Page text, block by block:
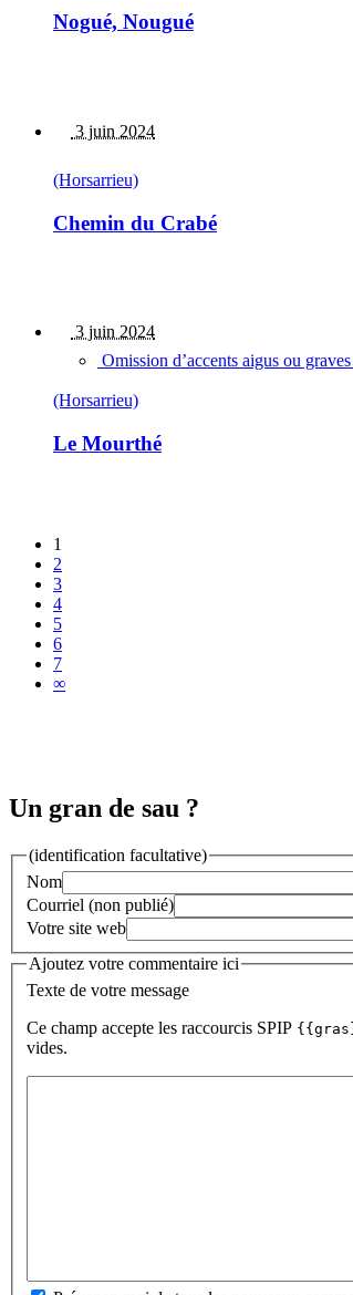
Nogué, Nougué
3 juin 2024
(Horsarrieu)
Chemin du Crabé
3 juin 2024
Omission d’accents aigus ou
(Horsarrieu)
Le Mourthé
1
2
3
4
5
6
7
∞
Un gran de sau ?
(identification facultative)
Nom
Courriel (non publié)
Votre site web
Ajoutez votre commentaire ici
Texte de votre message
Ce champ accepte les raccourcis SPIP
vides.